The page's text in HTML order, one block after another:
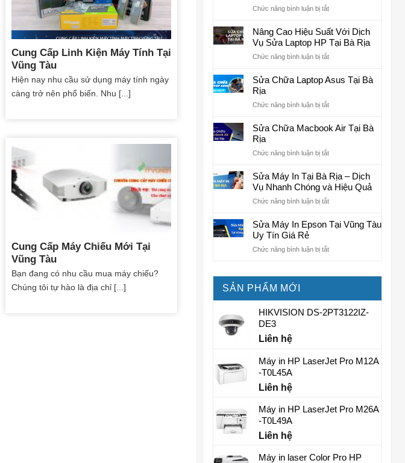
Cung Cấp Linh Kiện Máy Tính Tại
Vũng Tàu
Hiện nay nhu cầu sử dụng máy tính ngày
càng trở nên phổ biến. Nhu [...]
Cung Cấp Máy Chiếu Mới Tại
Vũng Tàu
Bạn đang có nhu cầu mua máy chiếu?
Chúng tôi tự hào là địa chỉ [...]
website
mại
điện
Công
cho
ty,
hộ
doanh
Chức năng bình luận bị tắtở
Laptop
Vũng
Tàu
ở
uy
liền?
Nâng Cao Hiệu Suất Với Dịch
Vụ Sửa Laptop HP Tại Bà Rịa
Chức năng bình luận bị tắtở
Cao
Với
Vụ
Bà
Rịa
Sửa Chữa Laptop Asus Tại Bà
Rịa
Chức năng bình luận bị tắtở
Chữa
Tại
Rịa
Sửa Chữa Macbook Air Tại Bà
Rịa
Chức năng bình luận bị tắtở
Chữa
Macbook
Tại
Rịa
Sửa Máy In Tại Bà Rịa – Dịch
Vụ Nhanh Chóng và Hiệu Quả
Chức năng bình luận bị tắtở
Máy
Bà
Nhanh
Chóng
Sửa Máy In Epson Tại Vũng Tàu
Uy Tín Giá Rẻ
Chức năng bình luận bị tắtở
Tại
Vũng
Rẻ
SẢN PHẨM MỚI
HIKVISION DS-2PT3122IZ-
DE3
Liên hệ
Máy in HP LaserJet Pro M12A
-T0L45A
Liên hệ
Máy in HP LaserJet Pro M26A
-T0L49A
Liên hệ
Máy in laser Color Pro HP